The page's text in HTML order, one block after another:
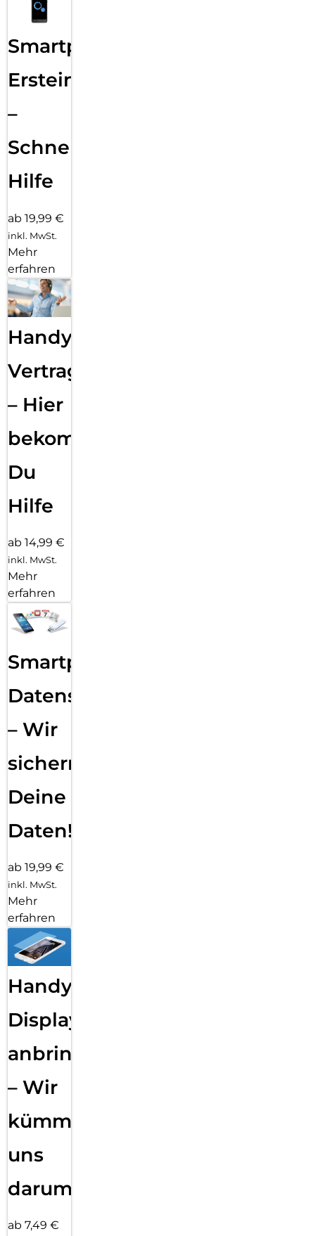
Smartphone
Ersteinrichtung
–
Schnelle
Hilfe
ab 19,99 €
inkl. MwSt.
Mehr
erfahren
Handy
Vertragsabwicklung
– Hier
bekommst
Du
Hilfe
ab 14,99 €
inkl. MwSt.
Mehr
erfahren
Smartphone
Datensicherung
– Wir
sichern
Deine
Daten!
ab 19,99 €
inkl. MwSt.
Mehr
erfahren
Handy
Displayfolie
anbringen
– Wir
kümmern
uns
darum!
ab 7,49 €